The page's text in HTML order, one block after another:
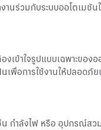
านร่วมกับระบบออโตเมชั
งเข้าใจรูปแบบเฉพาะข
เพื่อการใช้งานให้ปลอด
กำลังไฟ หรือ อุปกรณ์ส